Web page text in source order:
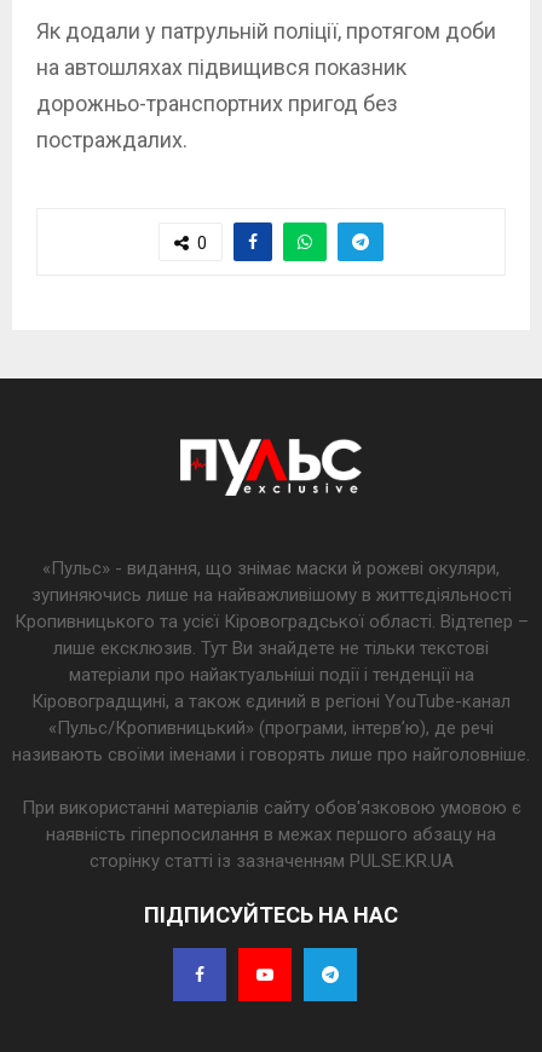
Як додали у патрульній поліції, протягом доби
на автошляхах підвищився показник
дорожньо-транспортних пригод без
постраждалих.
0
«Пульс» - видання, що знімає маски й рожеві окуляри,
зупиняючись лише на найважливішому в життєдіяльності
Кропивницького та усієї Кіровоградської області. Відтепер –
лише ексклюзив. Тут Ви знайдете не тільки текстові
матеріали про найактуальніші події і тенденції на
Кіровоградщині, а також єдиний в регіоні YouTube-канал
«Пульс/Кропивницький» (програми, інтерв’ю), де речі
називають своїми іменами і говорять лише про найголовніше.
При використанні матеріалів сайту обов'язковою умовою є
наявність гіперпосилання в межах першого абзацу на
сторінку статті із зазначенням PULSE.KR.UA
ПІДПИСУЙТЕСЬ НА НАС